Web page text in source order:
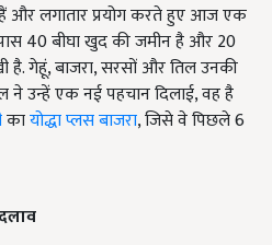
और लगातार प्रयोग करते हुए आज एक
40 बीघा खुद की जमीन है और 20
है. गेहूं, बाजरा, सरसों और तिल उनकी
उन्हें एक नई पहचान दिलाई, वह है
कायोद्धा प्लस बाजरा, जिसे वे पिछले 6